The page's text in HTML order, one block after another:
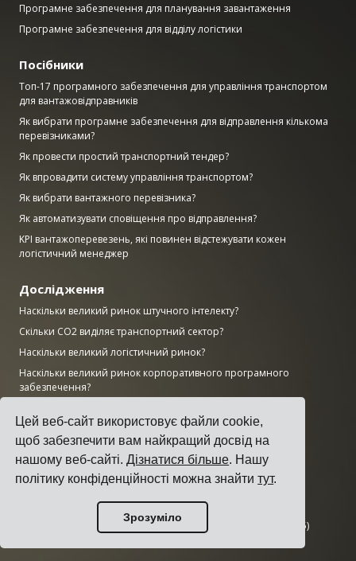
Цей веб-сайт використовує файли cookie,
щоб забезпечити вам найкращий досвід на
нашому веб-сайті.Дізнатися більше. Нашу
політику конфіденційності можна знайтитут.
Зрозуміло
Програмне забезпечення для планування завантаження
Програмне забезпечення для відділу логістики
Посібники
Топ-17 програмного забезпечення для управління транспортом
для вантажовідправників
Як вибрати програмне забезпечення для відправлення кількома
перевізниками?
Як провести простий транспортний тендер?
Як впровадити систему управління транспортом?
Як вибрати вантажного перевізника?
Як автоматизувати сповіщення про відправлення?
KPI вантажоперевезень, які повинен відстежувати кожен
логістичний менеджер
Дослідження
Наскільки великий ринок штучного інтелекту?
Скільки CO2 виділяє транспортний сектор?
Наскільки великий логістичний ринок?
Наскільки великий ринок корпоративного програмного
забезпечення?
незаповненими в США?
Наскільки великий ринок ERP?
Наскільки великою є виробнича галузь?
Топ-50 виробничих компаній світу за доходом
AWS vs Azure vs Google: частка хмарного ринку (2025)
Кількість центрів обробки даних за країнами (листопад 2025)